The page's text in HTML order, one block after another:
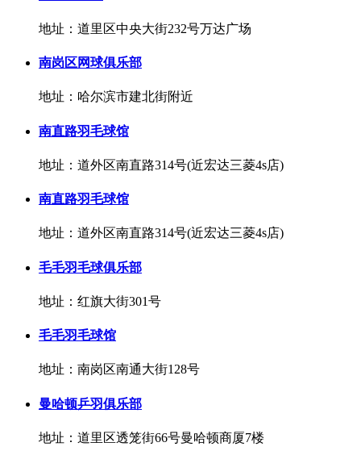
地址：道里区中央大街232号万达广场
南岗区网球俱乐部
地址：哈尔滨市建北街附近
南直路羽毛球馆
地址：道外区南直路314号(近宏达三菱4s店)
南直路羽毛球馆
地址：道外区南直路314号(近宏达三菱4s店)
毛毛羽毛球俱乐部
地址：红旗大街301号
毛毛羽毛球馆
地址：南岗区南通大街128号
曼哈顿乒羽俱乐部
地址：道里区透笼街66号曼哈顿商厦7楼